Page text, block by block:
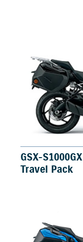
GSX-S1000GX
Travel Pack